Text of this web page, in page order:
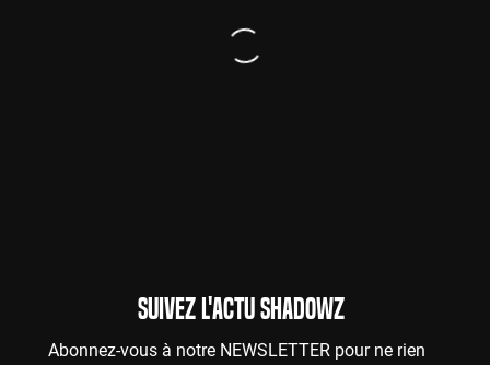
SUIVEZ L'ACTU SHADOWZ
Abonnez-vous à notre NEWSLETTER pour ne rien